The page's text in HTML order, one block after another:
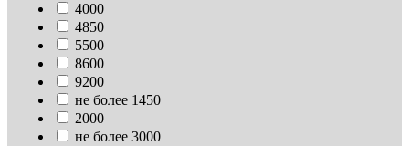
4000
4850
5500
8600
9200
не более 1450
2000
не более 3000